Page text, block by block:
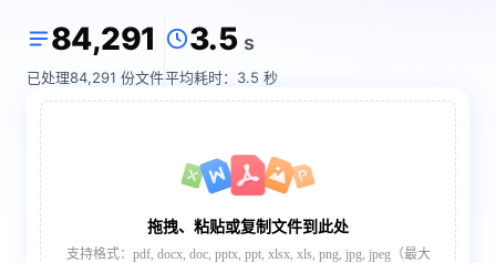
84,291
已处理84,291 份文件
3.5 s
平均耗时：3.5 秒
拖拽、粘贴或复制文件到此处
支持格式：pdf, docx, doc, pptx, ppt, xlsx, xls, png, jpg, jpeg（最大